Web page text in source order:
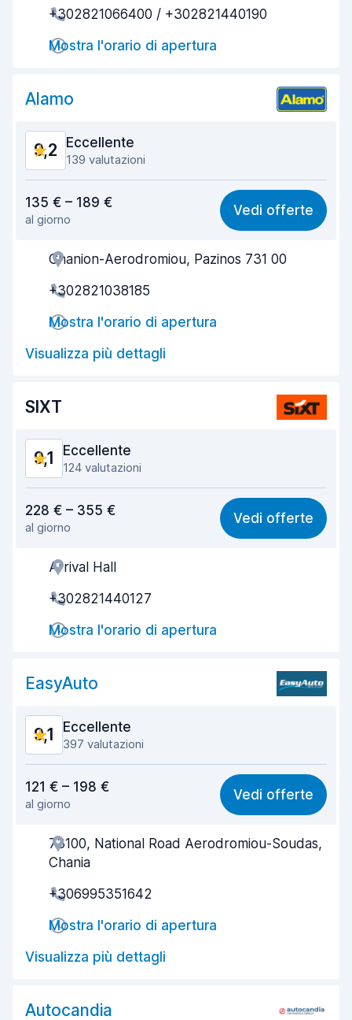
+302821066400 / +302821440190
Mostra l'orario di apertura
Alamo
9,2 Eccellente
139 valutazioni
8,8
Facile da trovare 8,9
Gentilezza degli agenti
Rapidità del ritiro
Rapidità della riconsegna
Pulizia del veicolo
Condizioni dell'auto 8,9
135 € – 189 €
al giorno
Vedi offerte
Chanion-Aerodromiou, Pazinos 731 00
+302821038185
Mostra l'orario di apertura
Visualizza più dettagli
SIXT
9,1 Eccellente
124 valutazioni
8,4
Facile da trovare 9,5
Gentilezza degli agenti
Rapidità del ritiro
Rapidità della riconsegna
9,1
228 € – 355 €
al giorno
Vedi offerte
Arrival Hall
+302821440127
Mostra l'orario di apertura
EasyAuto
9,1 Eccellente
397 valutazioni
8,8
Facile da trovare 9,3
Gentilezza degli agenti 9,3
Pulizia del veicolo
121 € – 198 €
al giorno
Vedi offerte
73100, National Road Aerodromiou-Soudas,
Chania
+306995351642
Mostra l'orario di apertura
Visualizza più dettagli
Autocandia